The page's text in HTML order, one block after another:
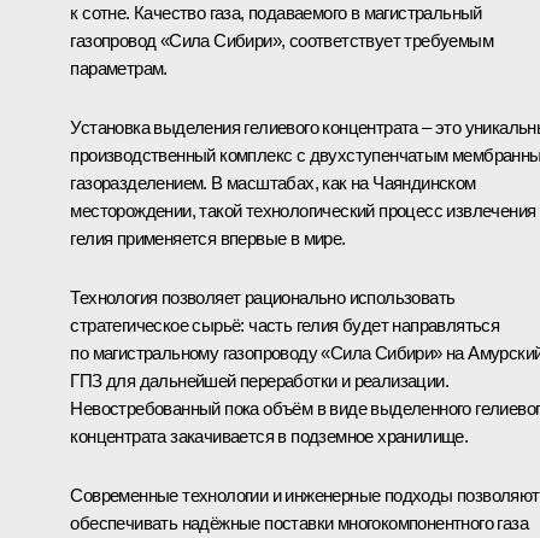
к сотне. Качество газа, подаваемого в магистральный
газопровод «Сила Сибири», соответствует требуемым
параметрам.
Установка выделения гелиевого концентрата – это
производственный комплекс с двухступенчатым
газоразделением. В масштабах, как на Чаяндинском
месторождении, такой технологический процесс извлечения
гелия применяется впервые в мире.
Технология позволяет рационально использовать
стратегическое сырьё: часть гелия будет направляться
по магистральному газопроводу «Сила Сибири» на
ГПЗ для дальнейшей переработки и реализации.
Невостребованный пока объём в виде выделенного
концентрата закачивается в подземное хранилище.
Современные технологии и инженерные подходы позволяют
обеспечивать надёжные поставки многокомпонентного газа